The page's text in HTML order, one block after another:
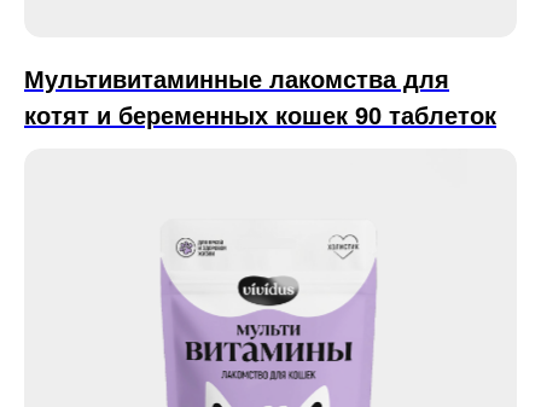
Мультивитаминные лакомства для
котят и беременных кошек 90 таблеток